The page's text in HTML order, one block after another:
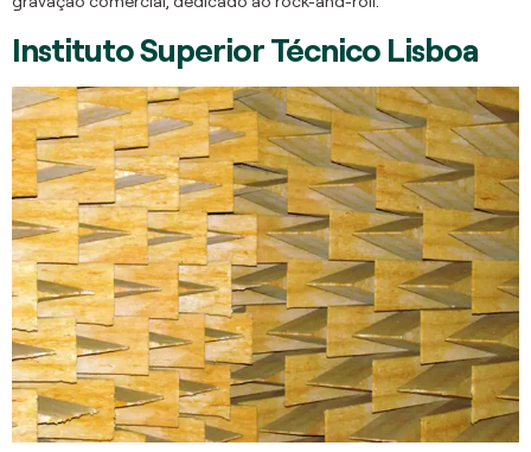
Instituto Superior Técnico Lisboa